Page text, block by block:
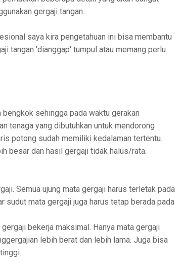
gergaji tangan.
saya kira pengetahuan ini bisa membantu
tangan 'dianggap' tumpul atau memang perlu
sehingga pada waktu gerakan
tenaga yang dibutuhkan untuk mendorong
potong sudah memiliki kedalaman tertentu.
besar dan hasil gergaji tidak halus/rata.
Semua ujung mata gergaji harus terletak pada
mata gergaji juga harus tetap berada pada
bekerja maksimal. Hanya mata gergaji
lebih berat dan lebih lama. Juga bisa